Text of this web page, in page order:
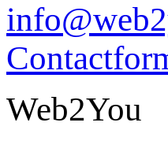
Web2You